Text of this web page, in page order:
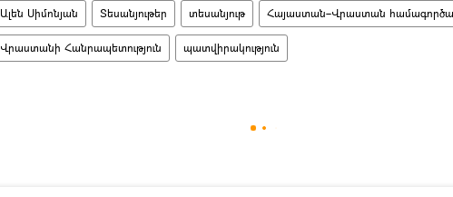
Ալեն Սիմոնյան Տեսանյութեր տեսանյութ Հայաստան–Վրաստան
Վրաստանի Հանրապետություն պատվիրակություն